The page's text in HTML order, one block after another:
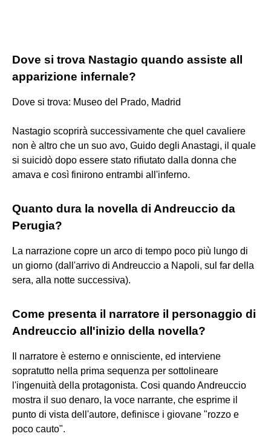
Dove si trova Nastagio quando assiste all
apparizione infernale?
Dove si trova: Museo del Prado, Madrid
Nastagio scoprirà successivamente che quel cavaliere
non è altro che un suo avo, Guido degli Anastagi, il quale
si suicidò dopo essere stato rifiutato dalla donna che
amava e così finirono entrambi all'inferno.
Quanto dura la novella di Andreuccio da
Perugia?
La narrazione copre un arco di tempo poco più lungo di
un giorno (dall'arrivo di Andreuccio a Napoli, sul far della
sera, alla notte successiva).
Come presenta il narratore il personaggio di
Andreuccio all'inizio della novella?
Il narratore è esterno e onnisciente, ed interviene
sopratutto nella prima sequenza per sottolineare
l'ingenuità della protagonista. Cosi quando Andreuccio
mostra il suo denaro, la voce narrante, che esprime il
punto di vista dell'autore, definisce i giovane "rozzo e
poco cauto".